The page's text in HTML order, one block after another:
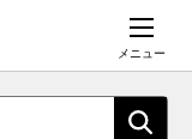
メニュー